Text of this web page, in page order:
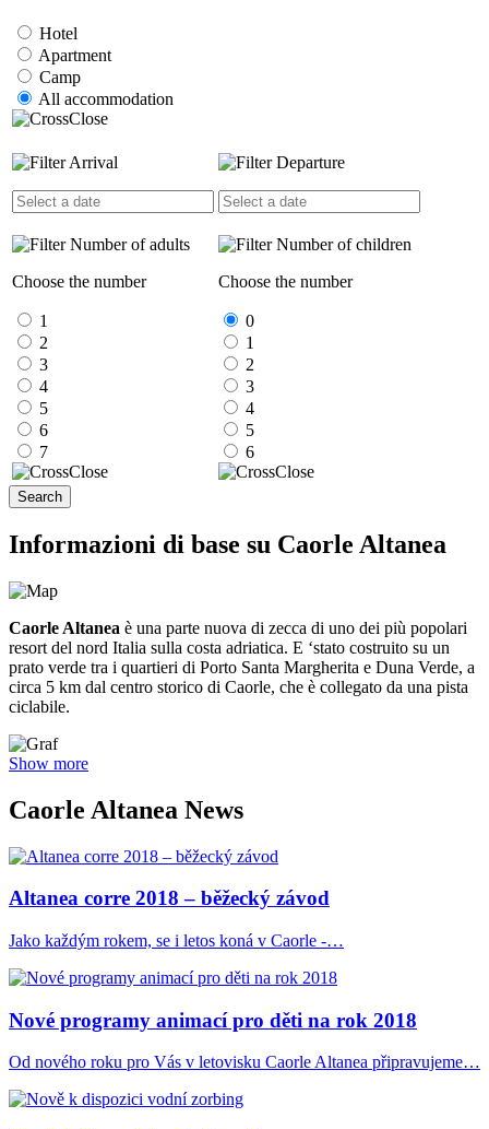
Hotel
Apartment
Camp
All accommodation
Close
Arrival Departure
Number of adults
Choose the number
1
2
3
4
5
6
7
Close
Number of children
Choose the number
0
1
2
3
4
5
6
Close
Search
Informazioni di base su Caorle Altanea
Caorle Altanea è una parte nuova di zecca di uno dei più popolari
resort del nord Italia sulla costa adriatica. E ‘stato costruito su un
prato verde tra i quartieri di Porto Santa Margherita e Duna Verde, a
circa 5 km dal centro storico di Caorle, che è collegato da una pista
ciclabile.
Show more
Caorle Altanea News
Altanea corre 2018 – běžecký závod
Jako každým rokem, se i letos koná v Caorle -…
Nové programy animací pro děti na rok 2018
Od nového roku pro Vás v letovisku Caorle Altanea připravujeme…